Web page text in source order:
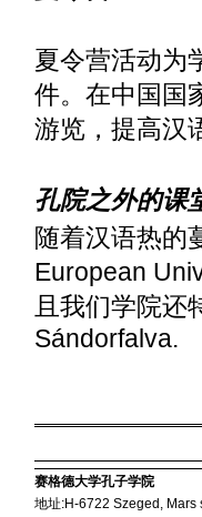
夏令营活动为
件。在中国国
游览，提高汉
孔院之外的课
随着汉语热的
European
且我们学院
Sándorfalva.
赛格德大学孔子学院
地址:H-6722 Szeged, Mars